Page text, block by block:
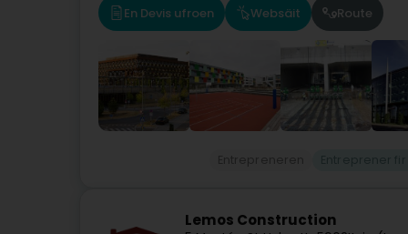
En Devis ufroen Websäit Route
Lemos Construction